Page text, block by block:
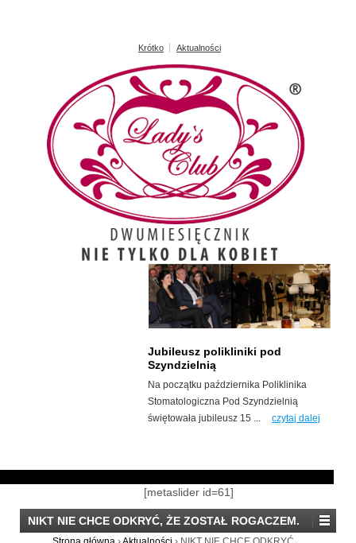
Krótko Aktualności
Jubileusz polikliniki pod
Szyndzielnią
Na początku października Poliklinika
Stomatologiczna Pod Szyndzielnią
świętowała jubileusz 15 ...
czytaj dalej
Samuraje iaidō w Wilkowicach
Klub Szermierki Japońskiej Renshudojo
we współpracy z Polskim
Stowarzyszeniem Iaidō ...
czytaj dalej
[metaslider id=61]
NIKT NIE CHCE ODKRYĆ, ŻE ZOSTAŁ ROGACZEM.
Recenzja